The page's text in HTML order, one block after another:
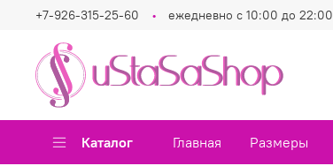
+7-926-315-25-60 ежедневно с 10:00 до 22:00
Каталог Главная Размеры